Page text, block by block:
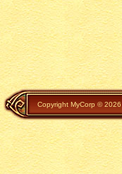
Copyright MyCorp © 2026